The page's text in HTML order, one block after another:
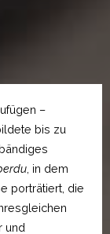
–
bis zu
, in dem
porträtiert, die
und